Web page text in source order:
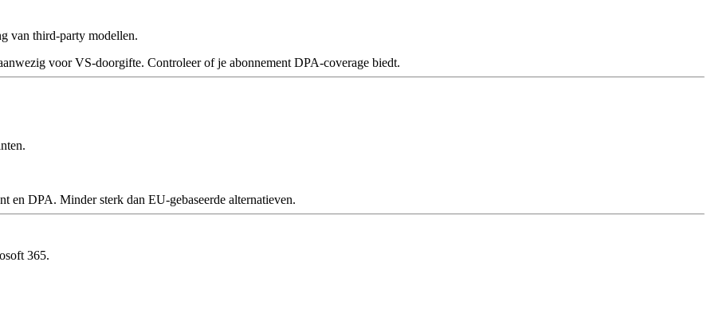
van third-party modellen.
voor VS-doorgifte. Controleer of je abonnement DPA-coverage biedt.
en DPA. Minder sterk dan EU-gebaseerde alternatieven.
365.